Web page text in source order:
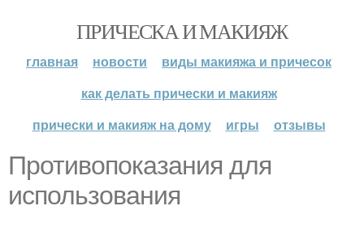
ПРИЧЕСКА И МАКИЯЖ
главная новости
виды макияжа и причесок
как делать прически и макияж
прически и макияж на дому
игры отзывы
Противопоказания для
использования